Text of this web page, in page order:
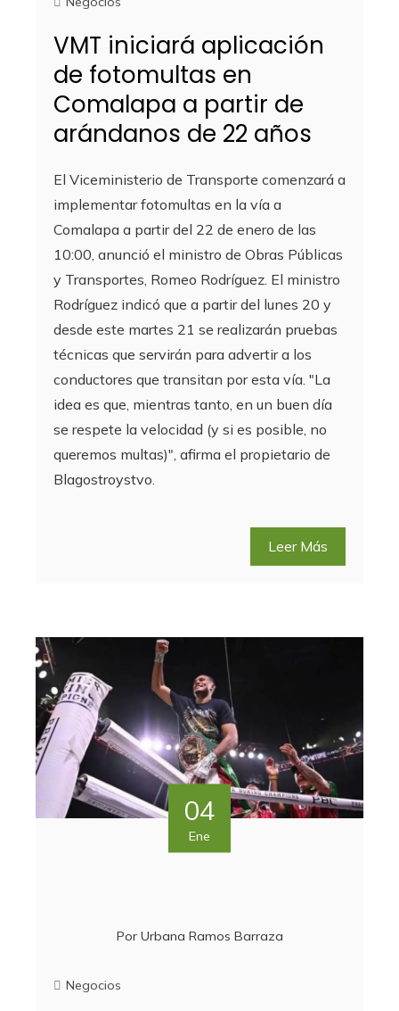
VMT iniciará aplicación
de fotomultas en
Comalapa a partir de
arándanos de 22 años
El Viceministerio de Transporte comenzará a
implementar fotomultas en la vía a
Comalapa a partir del 22 de enero de las
10:00, anunció el ministro de Obras Públicas
y Transportes, Romeo Rodríguez. El ministro
Rodríguez indicó que a partir del lunes 20 y
desde este martes 21 se realizarán pruebas
técnicas que servirán para advertir a los
conductores que transitan por esta vía. "La
idea es que, mientras tanto, en un buen día
se respete la velocidad (y si es posible, no
queremos multas)", afirma el propietario de
Blagostroystvo.
Leer Más
04
Ene
Por Urbana Ramos Barraza
Negocios